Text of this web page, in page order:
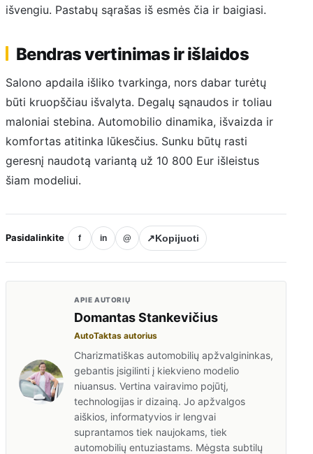
išvengiu. Pastabų sąrašas iš esmės čia ir baigiasi.
Bendras vertinimas ir išlaidos
Salono apdaila išliko tvarkinga, nors dabar turėtų
būti kruopščiau išvalyta. Degalų sąnaudos ir toliau
maloniai stebina. Automobilio dinamika, išvaizda ir
komfortas atitinka lūkesčius. Sunku būtų rasti
geresnį naudotą variantą už 10 800 Eur išleistus
šiam modeliui.
Pasidalinkite f in @ ↗Kopijuoti
APIE AUTORIŲ
Domantas Stankevičius
AutoTaktas autorius
Charizmatiškas automobilių apžvalgininkas,
gebantis įsigilinti į kiekvieno modelio
niuansus. Vertina vairavimo pojūtį,
technologijas ir dizainą. Jo apžvalgos
aiškios, informatyvios ir lengvai
suprantamos tiek naujokams, tiek
automobilių entuziastams. Mėgsta subtilų